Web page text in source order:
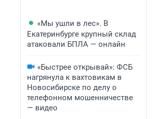
«Мы ушли в лес». В
Екатеринбурге крупный склад
атаковали БПЛА — онлайн
«Быстрее открывай»: ФСБ
нагрянула к вахтовикам в
Новосибирске по делу о
телефонном мошенничестве
— видео